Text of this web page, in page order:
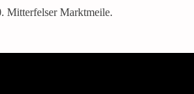
Mitterfelser Marktmeile.